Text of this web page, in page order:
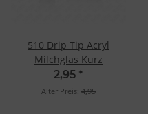
510 Drip Tip Acryl
Milchglas Kurz
2,95 *
Alter Preis: 4,95